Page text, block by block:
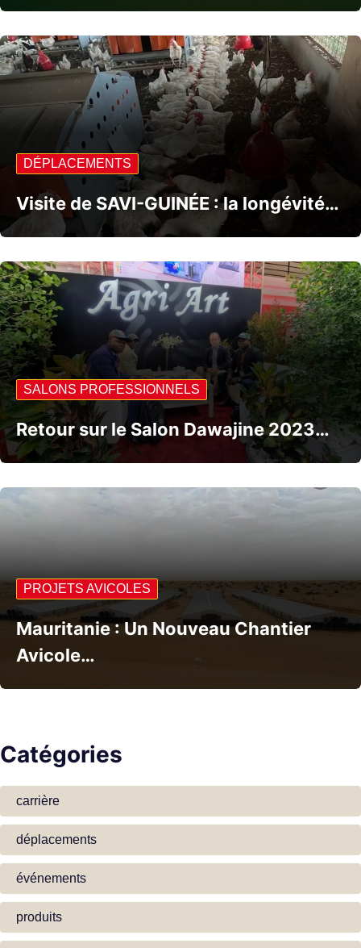
DÉPLACEMENTS
Visite de SAVI-GUINÉE : la longévité…
SALONS PROFESSIONNELS
Retour sur le Salon Dawajine 2023…
PROJETS AVICOLES
Mauritanie : Un Nouveau Chantier
Avicole…
Catégories
carrière
déplacements
événements
produits